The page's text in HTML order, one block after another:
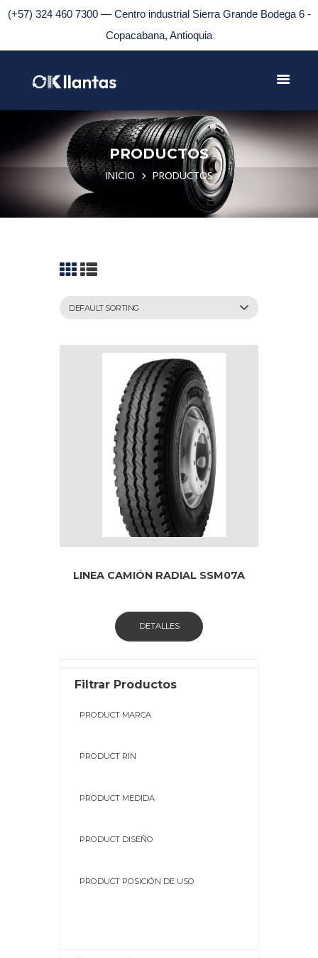
(+57) 324 460 7300 — Centro industrial Sierra Grande Bodega 6 -
Copacabana, Antioquia
PRODUCTOS
INICIO PRODUCTOS
LINEA CAMIÓN RADIAL SSM07A
DETALLES
Filtrar Productos